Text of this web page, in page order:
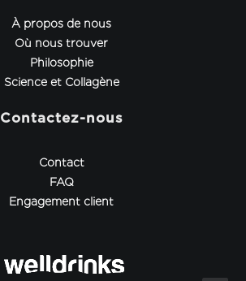
À propos de nous
Où nous trouver
Philosophie
Science et Collagène
Contactez-nous
Contact
FAQ
Engagement client